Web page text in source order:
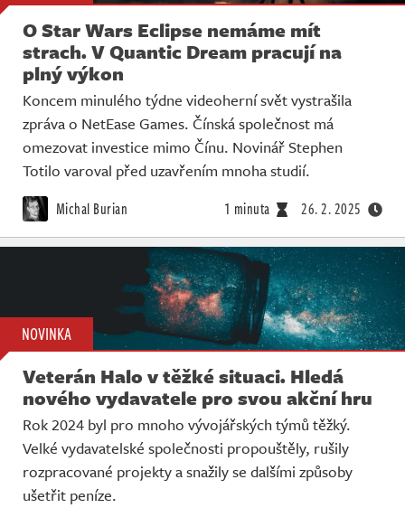
O Star Wars Eclipse nemáme mít
strach. V Quantic Dream pracují na
plný výkon
Koncem minulého týdne videoherní svět vystrašila
zpráva o NetEase Games. Čínská společnost má
omezovat investice mimo Čínu. Novinář Stephen
Totilo varoval před uzavřením mnoha studií.
Michal Burian 1 minuta 26. 2. 2025
NOVINKA
Veterán Halo v těžké situaci. Hledá
nového vydavatele pro svou akční hru
Rok 2024 byl pro mnoho vývojářských týmů těžký.
Velké vydavatelské společnosti propouštěly, rušily
rozpracované projekty a snažily se dalšími způsoby
ušetřit peníze.